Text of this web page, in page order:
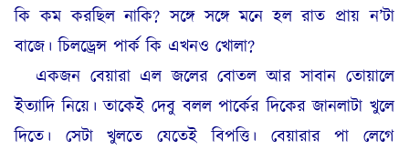
কি কম করছিল নাকি? সঙ্গে সঙ্গে মনে হল রাত প্রায় ন’টা
বাজে। চিলড্রেন্স পার্ক কি এখনও খোলা?
একজন বেয়ারা এল জলের বোতল আর সাবান তোয়ালে
ইত্যাদি নিয়ে। তাকেই দেবু বলল পার্কের দিকের জানলাটা খুলে
দিতে। সেটা খুলতে যেতেই বিপত্তি। বেয়ারার পা লেগে